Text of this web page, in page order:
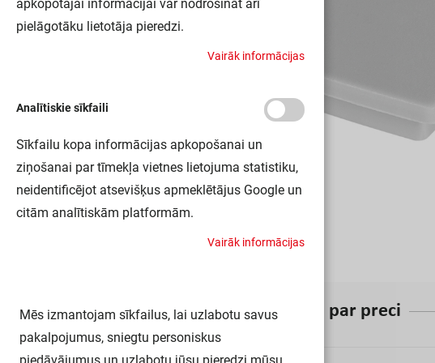
Inform par preci
apkopotajai informācijai var nodrošināt arī
pielāgotāku lietotāja pieredzi.
Vairāk informācijas
Analītiskie sīkfaili
Sīkfailu kopa informācijas apkopošanai un
ziņošanai par tīmekļa vietnes lietojuma statistiku,
neidentificējot atsevišķus apmeklētājus Google un
citām analītiskām platformām.
Vairāk informācijas
Mēs izmantojam sīkfailus, lai uzlabotu savus
pakalpojumus, sniegtu personiskus